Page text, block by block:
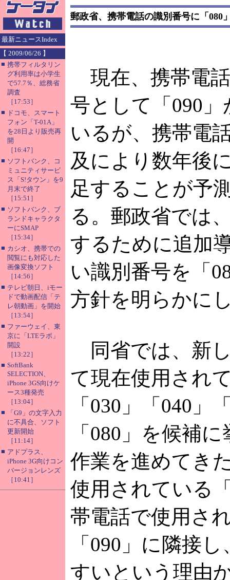
最新ニュースIndex
【 2009/06/26 】
■ 携帯フィルタリン
グ利用率は小学生
で57.7％、総務省
調査
［17:53］
■ ドコモ、スマート
フォン「T-01A」
を28日より販売再
開
［16:47］
■ ソフトバンク、コ
ミュニティサービ
ス「S!タウン」を9
月末で終了
［15:51］
■ ソフトバンク、ブ
ランドキャラクタ
ーにSMAP
［15:34］
■ カシオ、携帯での
閲覧にも対応した
画像変換ソフト
［14:56］
■ テレビ朝日、iモー
ドで動画配信「テ
レ朝動画」を開始
［13:54］
■ ファーウェイ、東
京に「LTEラボ」
開設
［13:22］
■ SoftBank
SELECTION、
iPhone 3GS向けケ
ース3種発売
［13:04］
■
「G9」の文字入力
に不具合、ソフト
更新開始
［11:14］
■ アドプラス、
iPhone 3G向けコン
バージョンレンズ
［10:41］
郵政省、携帯電話の識別番号に「080
現在、携帯電
号として「090
いるが、携帯電
及により数年後
足することが予
る。郵政省では
するために追加
い識別番号を「
方針を明らかに
同省では、新
て現在使用され
「030」「040」
「080」を候補
作業を進めてき
使用されている
帯電話で使用さ
「090」に隣接
すいという理由